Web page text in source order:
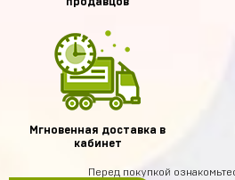
Мгновенная доставка в
кабинет
Перед покупкой